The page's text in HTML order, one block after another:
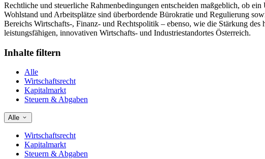
Rechtliche und steuerliche Rahmenbedingungen entscheiden maßgeblich, ob
Wohlstand und Arbeitsplätze sind überbordende Bürokratie und Regulierung
Bereichs Wirtschafts-, Finanz- und Rechtspolitik – ebenso, wie die Stärkung
leistungsfähigen, innovativen Wirtschafts- und Industriestandortes Österreich.
Inhalte filtern
Alle
Wirtschaftsrecht
Kapitalmarkt
Steuern & Abgaben
Alle
Wirtschaftsrecht
Kapitalmarkt
Steuern & Abgaben